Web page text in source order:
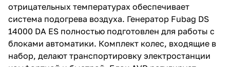
отрицательных температурах обеспечивает
система подогрева воздуха. Генератор Fubag DS
14000 DA ES полностью подготовлен для работы с
блоками автоматики. Комплект колес, входящие в
набор, делают транспортировку электростанции